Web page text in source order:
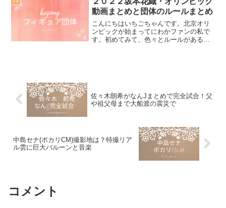
に出演している松潤へ...
動画まとめと団体のルールまとめ
こんにちはいちごちゃんです。北京オリ
ンピックが始まってにわかファンの私で
す。初めてみて、色々とルールがあるこ
佐々木朗希がなんJまとめで完全試合！父
や祖父母まで大船渡の震災で
中島セナ(ポカリCM)撮影地は？特撮リア
ル雲に巨大バルーンと音楽
コメント